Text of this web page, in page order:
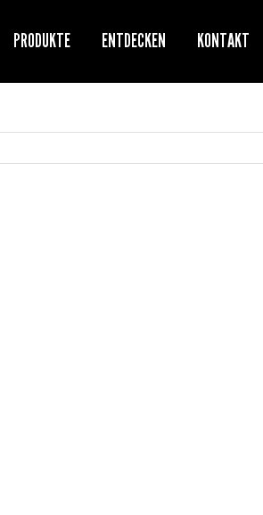
PRODUKTE ENTDECKEN KONTAKT